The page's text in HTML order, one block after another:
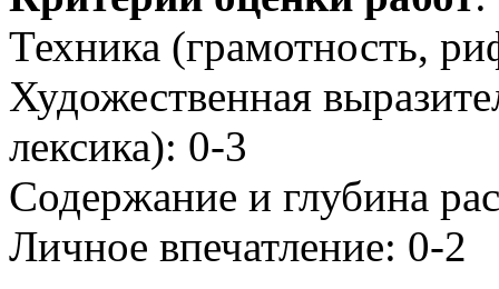
Техника (грамотность,
Художественная
лексика): 0-3
Содержание и глубина
Личное впечатление: 0-2